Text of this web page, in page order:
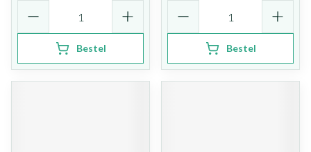
Bestel Bestel